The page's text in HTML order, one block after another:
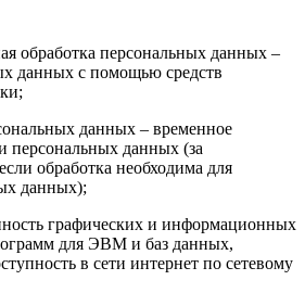
обработка персональных данных –
данных с помощью средств
данных – временное
персональных данных (за
обработка необходима для
данных);
графических и информационных
для ЭВМ и баз данных,
в сети интернет по сетевому